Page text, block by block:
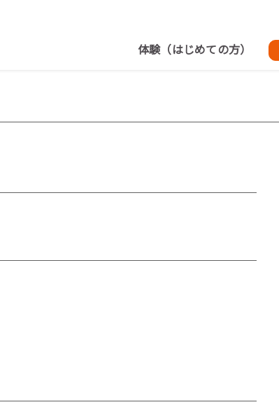
体験（はじめての方）